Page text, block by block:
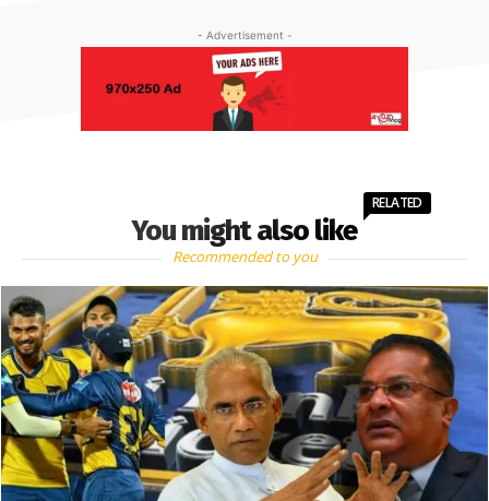
- Advertisement -
You might also like
RELATED
Recommended to you